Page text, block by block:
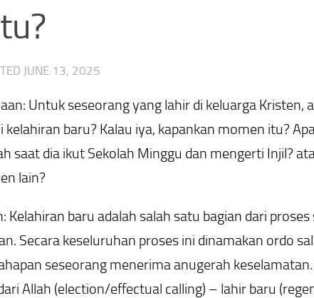
JUNE 13, 2025
Untuk seseorang yang lahir di keluarga
kelahiran baru? Kalau iya, kapankan momen itu?
saat dia ikut Sekolah Minggu dan mengerti Injil?
lain?
Kelahiran baru adalah salah satu bagian dari
Secara keseluruhan proses ini dinamakan ordo
seseorang menerima anugerah
Allah (election/effectual calling) – lahir baru